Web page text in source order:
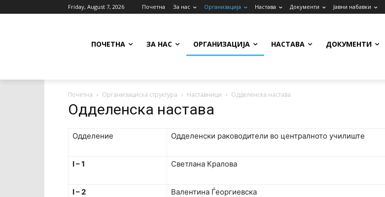
Friday, August 7, 2026 Почетна За нас Организација Настава Документи Јавни набавки
ПОЧЕТНА ЗА НАС ОРГАНИЗАЦИЈА НАСТАВА ДОКУМЕНТИ
Почетна Организациска структура Наставници Одделенска настава
Одделенска настава
Одделение Одделенски раководители во централното училиште
I – 1 Светлана Кралова
I – 2 Валентина Ѓеоргиевска